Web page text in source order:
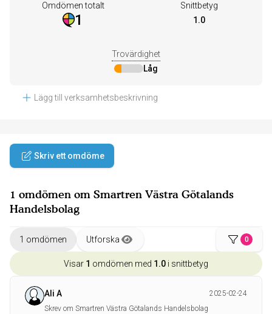
Omdömen totalt
1
Snittbetyg
1.0
Trovärdighet
Låg
Lägg till verksamhetsbeskrivning
Skriv ett omdöme
1 omdömen om Smartren Västra Götalands
Handelsbolag
1 omdömen Utforska 0
Visar 1 omdömen med 1.0 i snittbetyg
Ali A
2025-02-24
Skrev om Smartren Västra Götalands Handelsbolag